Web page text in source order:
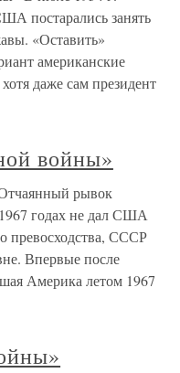
постарались занять
«Оставить»
американские
даже сам президент
войны»
рывок
годах не дал США
превосходства, СССР
Впервые после
Америка летом 1967